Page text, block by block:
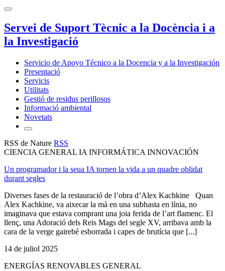
Servei de Suport Tècnic a la Docència i a
la Investigació
Servicio de Apoyo Técnico a la Docencia y a la Investigación
Presentació
Servicis
Utilitats
Gestió de residus perillosos
Informació ambiental
Novetats
RSS de Nature RSS
CIENCIA GENERAL IA INFORMÁTICA INNOVACIÓN
Un programador i la seua IA tornen la vida a un quadre oblidat
durant segles
Diverses fases de la restauració de l’obra d’Alex Kachkine Quan
Alex Kachkine, va aixecar la mà en una subhasta en línia, no
imaginava que estava comprant una joia ferida de l’art flamenc. El
llenç, una Adoració dels Reis Mags del segle XV, arribava amb la
cara de la verge gairebé esborrada i capes de brutícia que [...]
14 de juliol 2025
ENERGÍAS RENOVABLES GENERAL